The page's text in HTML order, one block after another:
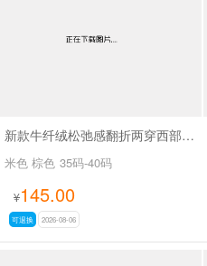
新款牛纤绒松弛感翻折两穿西部牛仔靴长靴SA26609
米色 棕色 35码-40码
¥145.00
可退换 2026-08-06